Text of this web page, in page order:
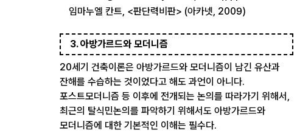
임마누엘 칸트, <판단력비판> (아카넷, 2009)
3. 아방가르드와 모더니즘
20세기 건축이론은 아방가르드와 모더니즘이 남긴 유산과
잔해를 수습하는 것이었다고 해도 과언이 아니다.
포스트모더니즘 등 이후에 전개되는 논의를 따라가기 위해서,
최근의 탈식민논의를 파악하기 위해서도 아방가르드와
모더니즘에 대한 기본적인 이해는 필수다.